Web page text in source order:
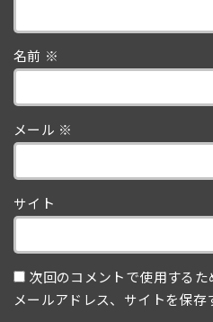
名前 ※
メール ※
サイト
次回のコメントで使用するた
メールアドレス、サイトを保存